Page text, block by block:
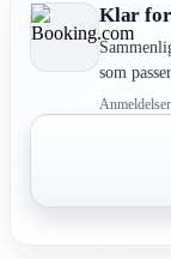
Klar for
som